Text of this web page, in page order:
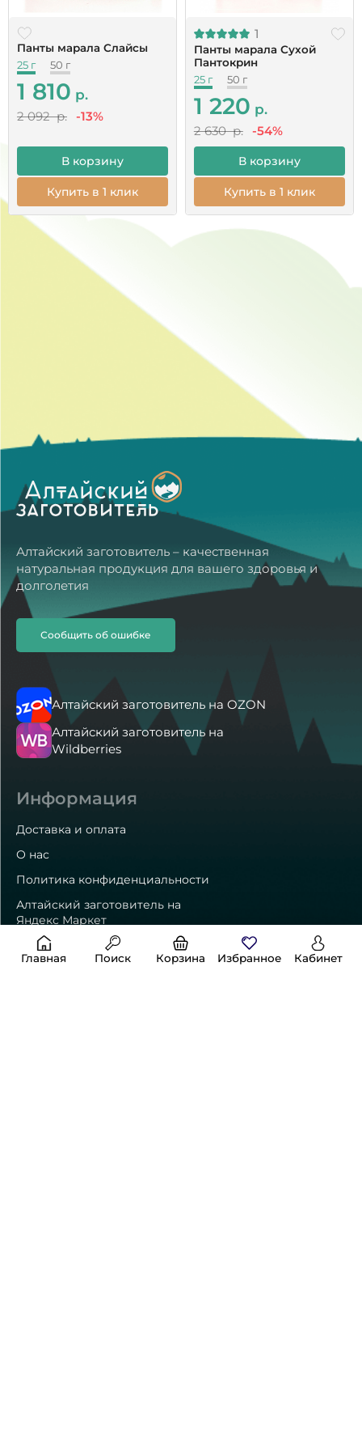
Надежно ли упакован товар?
Гарантируете качество продукции?
Постоянным клиентам - скидка 5%
Панты марала Слайсы
25 г
50 г
1 810р.
2 092 р. -13%
В корзину
Купить в 1 клик
1
Панты марала Сухой
Пантокрин
25 г
50 г
1 220р.
2 630 р. -54%
В корзину
Купить в 1 клик
Алтайский заготовитель – качественная
натуральная продукция для вашего здоровья и
долголетия
Сообщить об ошибке
Алтайский заготовитель на OZON
Алтайский заготовитель на
Wildberries
Информация
Доставка и оплата
О нас
Политика конфиденциальности
Алтайский заготовитель на
Яндекс Маркет
Главная Поиск Корзина Избранное Кабинет